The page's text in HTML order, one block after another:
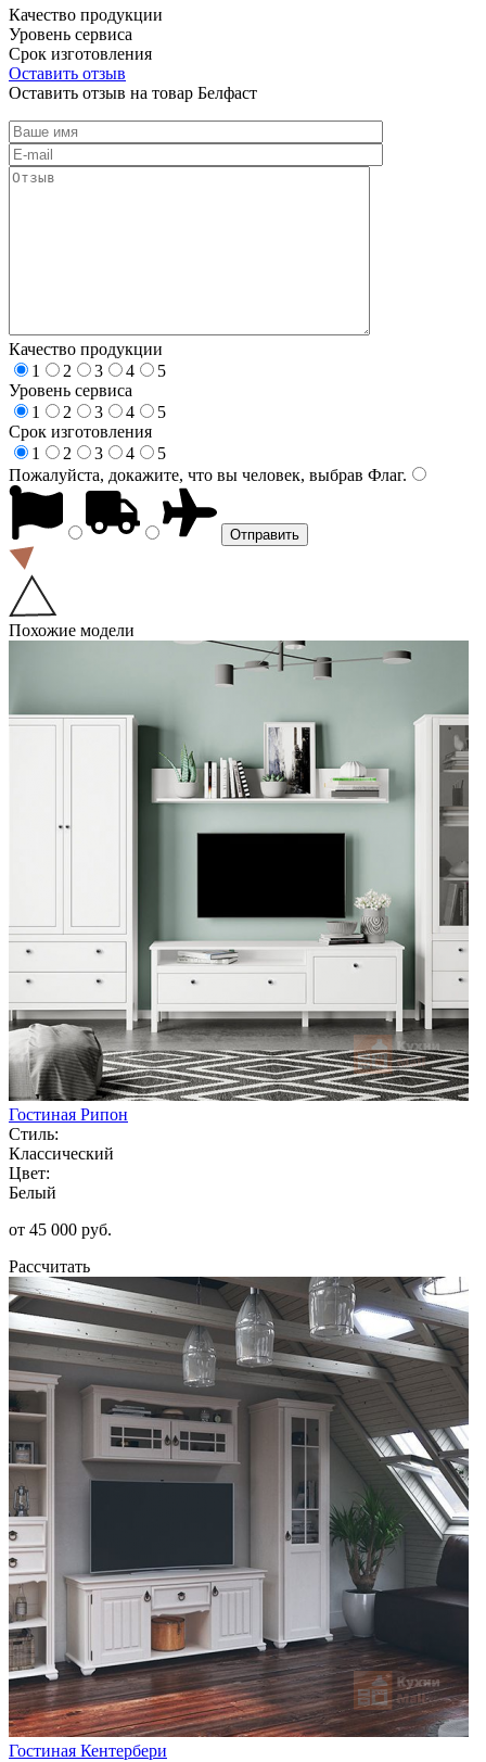
Качество продукции
Уровень сервиса
Срок изготовления
Оставить отзыв
Оставить отзыв на товар Белфаст
Качество продукции
1
2 3 4
5
Уровень сервиса
1
2 3 4
5
Срок изготовления
1
2 3 4
5
Пожалуйста, докажите, что вы человек, выбрав Флаг.
Похожие модели
Гостиная Рипон
Стиль:
Классический
Цвет:
Белый
от 45 000 руб.
Рассчитать
Гостиная Кентербери